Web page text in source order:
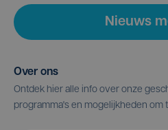
Nieuws
Over ons
Ontdek hier alle info over onze
programma's en mogelijkheden om